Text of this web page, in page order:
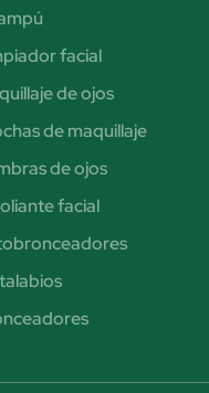
facial
de ojos
de maquillaje
de ojos
facial